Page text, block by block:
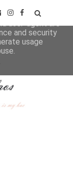
its services
user-agent are
and security
usage